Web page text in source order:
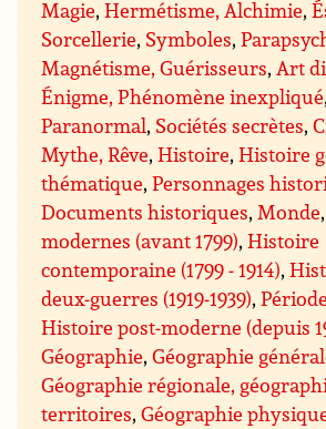
Magie,Hermétisme, Alchimie,
Sorcellerie, Symboles,
Magnétisme, Guérisseurs, Art
Énigme, Phénomène inexpliqué
Paranormal, Sociétés secrètes,
Mythe, Rêve,Histoire,Histoire
thématique,Personnages
Documents historiques, Monde
modernes (avant 1799),Histoire
contemporaine (1799 - 1914),
deux-guerres (1919-1939),
Histoire post-moderne (depuis
Géographie,Géographie
Géographie régionale,
territoires,Géographie